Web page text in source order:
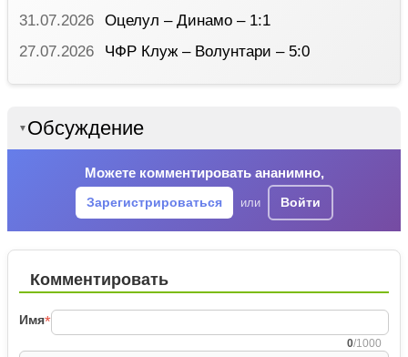
31.07.2026
Оцелул – Динамо – 1:1
27.07.2026
ЧФР Клуж – Волунтари – 5:0
▼ Обсуждение
Можете комментировать ананимно,
Зарегистрироваться или Войти
Комментировать
Имя*
0/1000